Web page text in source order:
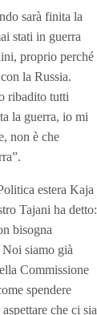
sarà finita la
stati in guerra
proprio perché
la Russia.
ribadito tutti
la guerra, io mi
non è che
estera Kaja
Tajani ha detto:
bisogna
siamo già
Commissione
spendere
che ci sia